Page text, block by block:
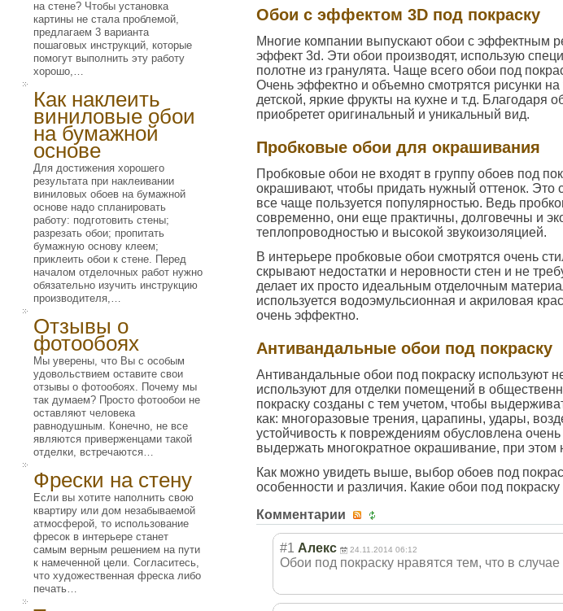
на стене? Чтобы установка
картины не стала проблемой,
предлагаем 3 варианта
пошаговых инструкций, которые
помогут выполнить эту работу
хорошо,…
Как наклеить
виниловые обои
на бумажной
основе
Для достижения хорошего
результата при наклеивании
виниловых обоев на бумажной
основе надо спланировать
работу: подготовить стены;
разрезать обои; пропитать
бумажную основу клеем;
приклеить обои к стене. Перед
началом отделочных работ нужно
обязательно изучить инструкцию
производителя,…
Отзывы о
фотообоях
Мы уверены, что Вы с особым
удовольствием оставите свои
отзывы о фотообоях. Почему мы
так думаем? Просто фотообои не
оставляют человека
равнодушным. Конечно, не все
являются приверженцами такой
отделки, встречаются…
Фрески на стену
Если вы хотите наполнить свою
квартиру или дом незабываемой
атмосферой, то использование
фресок в интерьере станет
самым верным решением на пути
к намеченной цели. Согласитесь,
что художественная фреска либо
печать…
Обои с эффектом 3D под покраску
Многие компании выпускают обои с эффектным
эффект 3d. Эти обои производят, использую
полотне из гранулята. Чаще всего обои под
Очень эффектно и объемно смотрятся рисунки
детской, яркие фрукты на кухне и т.д. Благодаря
приобретет оригинальный и уникальный вид.
Пробковые обои для окрашивания
Пробковые обои не входят в группу обоев под
окрашивают, чтобы придать нужный оттенок.
все чаще пользуется популярностью. Ведь
современно, они еще практичны, долговечны и
теплопроводностью и высокой звукоизоляцией.
В интерьере пробковые обои смотрятся очень
скрывают недостатки и неровности стен и не
делает их просто идеальным отделочным
используется водоэмульсионная и акриловая
очень эффектно.
Антивандальные обои под покраску
Антивандальные обои под покраску используют
используют для отделки помещений в
покраску созданы с тем учетом, чтобы
как: многоразовые трения, царапины, удары,
устойчивость к повреждениям обусловлена
выдержать многократное окрашивание, при этом
Как можно увидеть выше, выбор обоев под
особенности и различия. Какие обои под
Комментарии
#1 Алекс 24.11.2014 06:12
Обои под покраску нравятся тем, что в